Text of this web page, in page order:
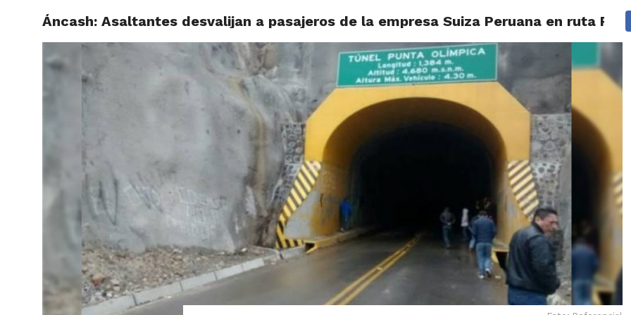
ACTUALIDAD HUARAZ ÁNCASH TÚ ELIGES 2026 POLICIALES
Áncash: Asaltantes desvalijan a pasajeros de la empresa Suiza Peruana en ruta